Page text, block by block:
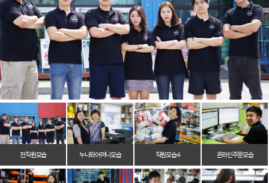
전 직원 모습 누나와 어머니 모습 직원 모습 4 온라인 주문 모습